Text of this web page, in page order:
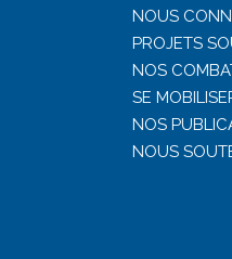
NOUS
PROJETS
NOS
SE
NOS
NOUS